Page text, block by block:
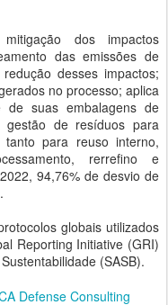
dos impactos
das emissões de
desses impactos;
no processo; aplica
suas embalagens de
de resíduos para
tanto para reuso interno,
rerrefino e
94,76% de desvio de
globais utilizados
Reporting Initiative (GRI)
(SASB).
Defense Consulting